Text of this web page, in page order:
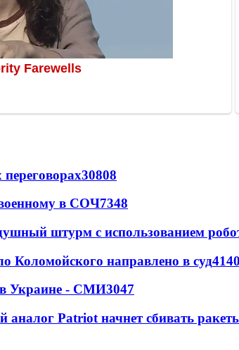
30808
в СОЧ7348
штурм с использованием
Коломойского направлено в суд4140
в Украине - СМИ3047
аналог Patriot начнет сбивать